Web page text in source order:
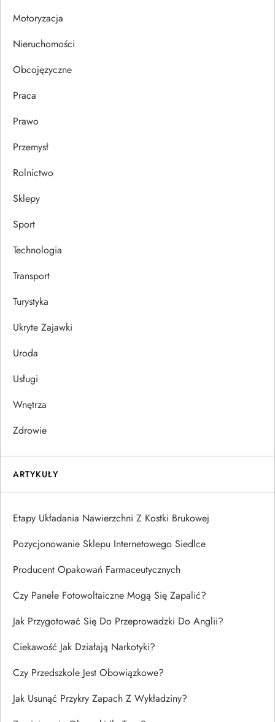
u
Motoryzacja
Nieruchomości
Obcojęzyczne
Praca
Prawo
Przemysł
Rolnictwo
Sklepy
Sport
Technologia
Transport
Turystyka
Ukryte Zajawki
Uroda
Usługi
Wnętrza
Zdrowie
ARTYKUŁY
Etapy Układania Nawierzchni Z Kostki Brukowej
Pozycjonowanie Sklepu Internetowego Siedlce
Producent Opakowań Farmaceutycznych
Czy Panele Fotowoltaiczne Mogą Się Zapalić?
Jak Przygotować Się Do Przeprowadzki Do Anglii?
Ciekawość Jak Działają Narkotyki?
Czy Przedszkole Jest Obowiązkowe?
Jak Usunąć Przykry Zapach Z Wykładziny?